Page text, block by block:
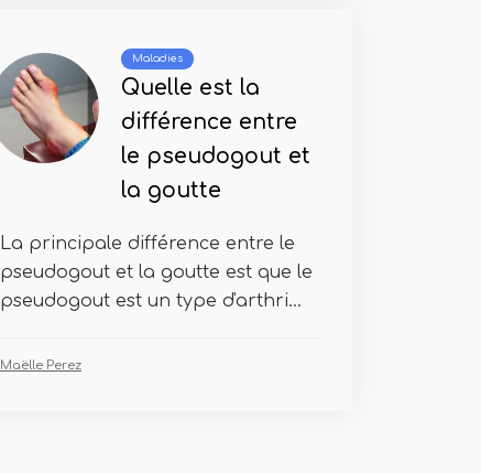
Maladies
Quelle est la
différence entre
le pseudogout et
la goutte
La principale différence entre le
pseudogout et la goutte est que le
pseudogout est un type d'arthri...
Maëlle Perez